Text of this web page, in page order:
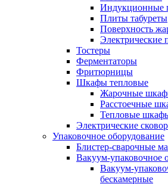
Индукционные
Плиты табуреты
Поверхность
Электрические
Тостеры
Ферментаторы
Фритюрницы
Шкафы тепловые
Жарочные
Расстоечные
Тепловые
Электрические
Упаковочное оборудование
Блистер-сварочные
Вакуум-упаковочное
Вакуум-
беcкамерные